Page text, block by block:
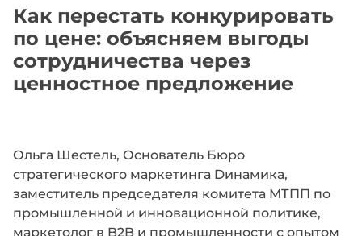
Как перестать конкурировать
по цене: объясняем выгоды
сотрудничества через
ценностное предложение
Ольга Шестель, Основатель Бюро
стратегического маркетинга Dинамика,
заместитель председателя комитета МТПП по
промышленной и инновационной политике,
маркетолог в B2B и промышленности с опытом